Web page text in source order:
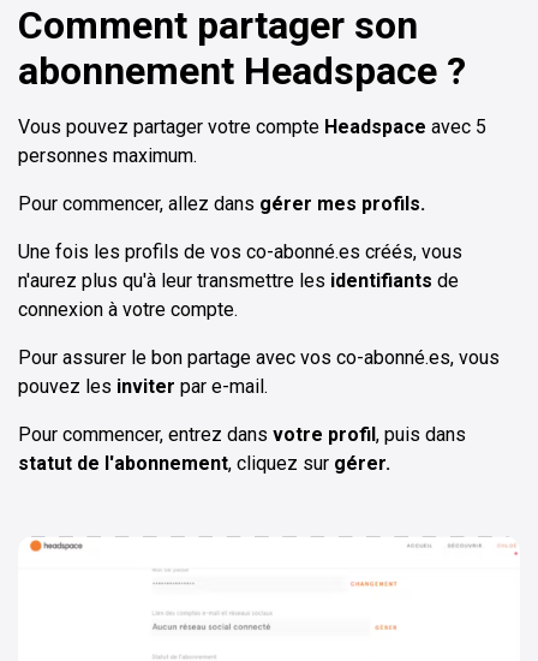
Comment partager son
abonnement Headspace ?
Vous pouvez partager votre compte Headspace avec 5
personnes maximum.
Pour commencer, allez dans gérer mes profils.
Une fois les profils de vos co-abonné.es créés, vous
n'aurez plus qu'à leur transmettre les identifiants de
connexion à votre compte.
Pour assurer le bon partage avec vos co-abonné.es, vous
pouvez les inviter par e-mail.
Pour commencer, entrez dans votre profil, puis dans
statut de l'abonnement, cliquez sur gérer.